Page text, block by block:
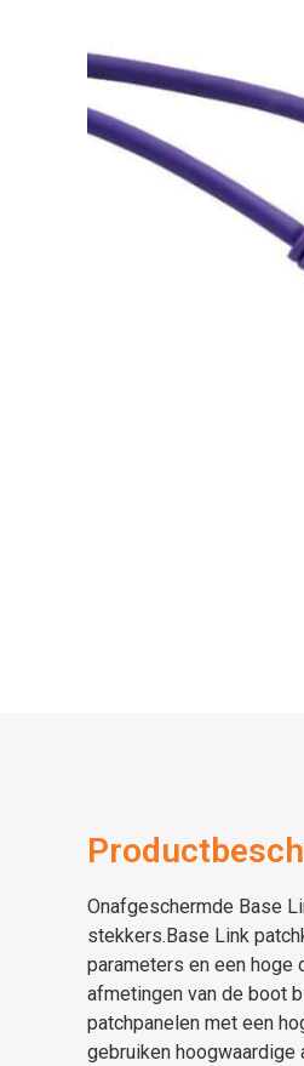
Onafgeschermde Base
stekkers.Base Link
parameters en een hoge
afmetingen van de boot
patchpanelen met een
gebruiken hoogwaardige